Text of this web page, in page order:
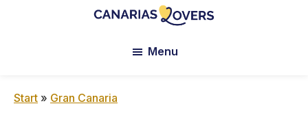
Lovers:
Gran
Canaria
Claire
Menu
Start » Gran Canaria